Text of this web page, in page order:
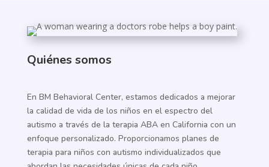
Quiénes somos
En BM Behavioral Center, estamos dedicados a mejorar
la calidad de vida de los niños en el espectro del
autismo a través de la terapia ABA en California con un
enfoque personalizado. Proporcionamos planes de
terapia para niños con autismo individualizados que